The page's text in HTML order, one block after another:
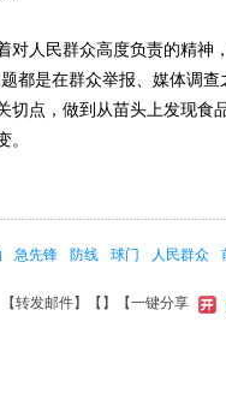
人民群众高度负责的精神，
都是在群众举报、媒体调
切点，做到从苗头上发现食
急先锋 防线 球门 人民群众
转发邮件】【 】 【一键分享